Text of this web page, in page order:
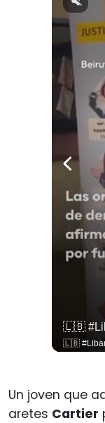
Un joven que
aretes Cartier